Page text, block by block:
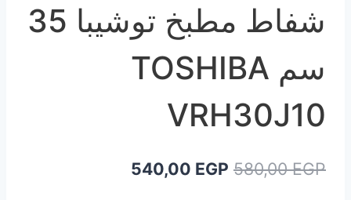
شفاط مطبخ توشيبا 35
سم TOSHIBA
VRH30J10
580,00EGP
السعر540,00 EGP